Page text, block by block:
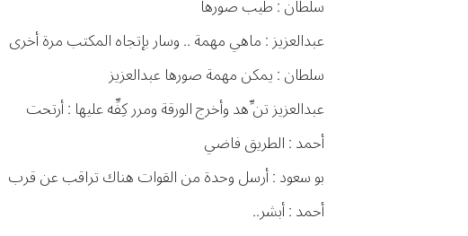
سلطان : طيب صورها
عبدالعزيز : ماهي مهمة .. وسار بإتجاه المكتب مرة أخرى
سلطان : يمكن مهمة صورها عبدالعزيز
عبدالعزيز تن ِّهد وأخرج الورقة ومرر كِفِّه عليها : أرتحت
أحمد : الطريق فاضي
بو سعود : أرسل وحدة من القوات هناك تراقب عن قرب
أحمد : أبشر..